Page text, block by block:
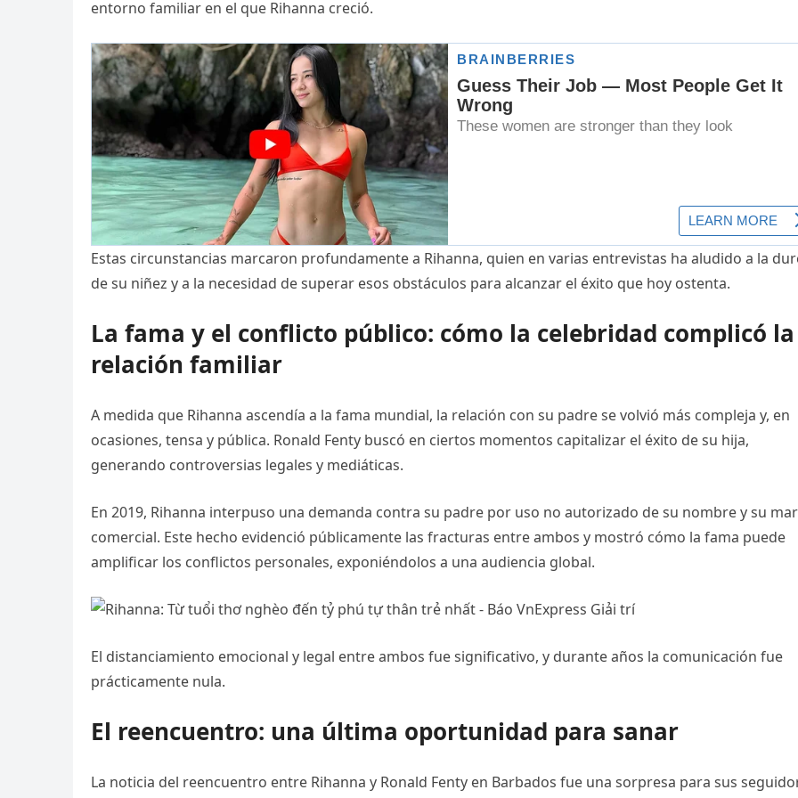
entorno familiar en el que Rihanna creció.
Estas circunstancias marcaron profundamente a Rihanna, quien en varias entrevistas ha aludido a la
de su niñez y a la necesidad de superar esos obstáculos para alcanzar el éxito que hoy ostenta.
La fama y el conflicto público: cómo la celebridad complicó la
relación familiar
A medida que Rihanna ascendía a la fama mundial, la relación con su padre se volvió más compleja y, en
ocasiones, tensa y pública. Ronald Fenty buscó en ciertos momentos capitalizar el éxito de su hija,
generando controversias legales y mediáticas.
En 2019, Rihanna interpuso una demanda contra su padre por uso no autorizado de su nombre y su
comercial. Este hecho evidenció públicamente las fracturas entre ambos y mostró cómo la fama puede
amplificar los conflictos personales, exponiéndolos a una audiencia global.
El distanciamiento emocional y legal entre ambos fue significativo, y durante años la comunicación fue
prácticamente nula.
El reencuentro: una última oportunidad para sanar
La noticia del reencuentro entre Rihanna y Ronald Fenty en Barbados fue una sorpresa para sus